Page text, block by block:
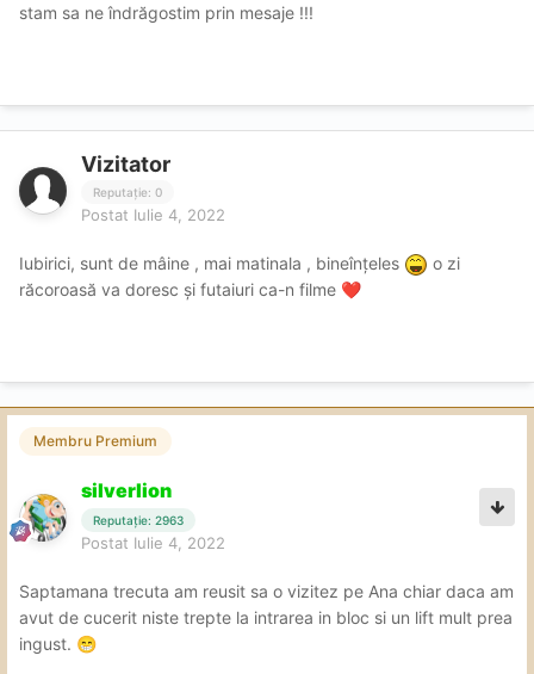
stam sa ne îndrăgostim prin mesaje !!!
Vizitator
Reputație: 0
Postat Iulie 4, 2022
Iubirici, sunt de mâine , mai matinala , bineînțeles
o zi
răcoroasă va doresc și futaiuri ca-n filme ❤️
Membru Premium
silverlion
Reputație: 2963
Postat Iulie 4, 2022
Saptamana trecuta am reusit sa o vizitez pe Ana chiar daca am
avut de cucerit niste trepte la intrarea in bloc si un lift mult prea
ingust. 😁